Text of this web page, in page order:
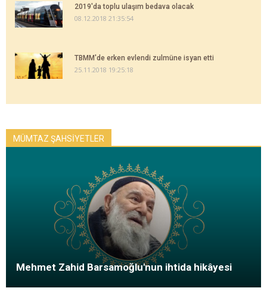
2019'da toplu ulaşım bedava olacak
08.12.2018 21:35:54
TBMM'de erken evlendi zulmüne isyan etti
25.11.2018 19:25:18
MÜMTAZ ŞAHSİYETLER
Mehmet Zahid Barsamoğlu'nun ihtida hikâyesi